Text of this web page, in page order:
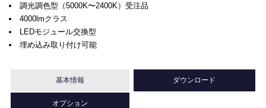
調光調色型（5000K〜2400K）受注品
4000lmクラス
LEDモジュール交換型
埋め込み取り付け可能
基本情報 ダウンロード
オプション